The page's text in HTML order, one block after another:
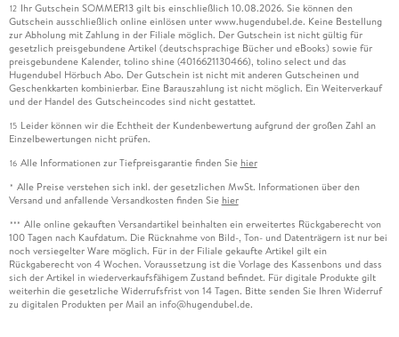
12 Ihr Gutschein SOMMER13 gilt bis einschließlich 10.08.2026. Sie können den
Gutschein ausschließlich online einlösen unter www.hugendubel.de. Keine Bestellung
zur Abholung mit Zahlung in der Filiale möglich. Der Gutschein ist nicht gültig für
gesetzlich preisgebundene Artikel (deutschsprachige Bücher und eBooks) sowie für
preisgebundene Kalender, tolino shine (4016621130466), tolino select und das
Hugendubel Hörbuch Abo. Der Gutschein ist nicht mit anderen Gutscheinen und
Geschenkkarten kombinierbar. Eine Barauszahlung ist nicht möglich. Ein Weiterverkauf
und der Handel des Gutscheincodes sind nicht gestattet.
15 Leider können wir die Echtheit der Kundenbewertung aufgrund der großen Zahl an
Einzelbewertungen nicht prüfen.
16 Alle Informationen zur Tiefpreisgarantie finden Sie hier
* Alle Preise verstehen sich inkl. der gesetzlichen MwSt. Informationen über den
Versand und anfallende Versandkosten finden Sie hier
*** Alle online gekauften Versandartikel beinhalten ein erweitertes Rückgaberecht von
100 Tagen nach Kaufdatum. Die Rücknahme von Bild-, Ton- und Datenträgern ist nur bei
noch versiegelter Ware möglich. Für in der Filiale gekaufte Artikel gilt ein
Rückgaberecht von 4 Wochen. Voraussetzung ist die Vorlage des Kassenbons und dass
sich der Artikel in wiederverkaufsfähigem Zustand befindet. Für digitale Produkte gilt
weiterhin die gesetzliche Widerrufsfrist von 14 Tagen. Bitte senden Sie Ihren Widerruf
zu digitalen Produkten per Mail an info@hugendubel.de.